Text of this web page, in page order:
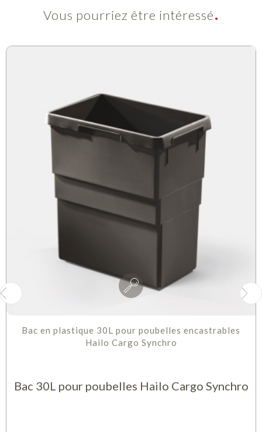
Vous pourriez être intéressé
Bac en plastique 30L pour poubelles encastrables
Hailo Cargo Synchro
Bac 30L pour poubelles Hailo Cargo Synchro